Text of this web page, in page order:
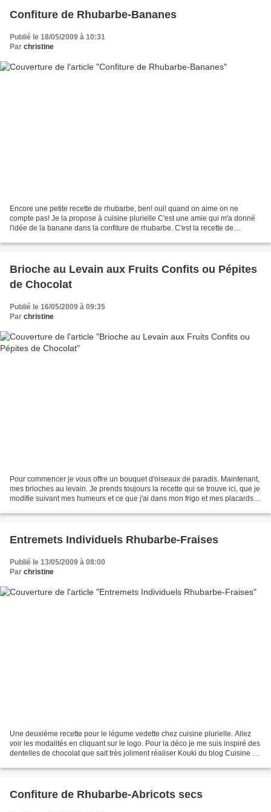
Confiture de Rhubarbe-Bananes
Publié le 18/05/2009 à 10:31
Par christine
Encore une petite recette de rhubarbe, ben! oui! quand on aime on ne
compte pas! Je la propose à cuisine plurielle C'est une amie qui m'a donné
l'idée de la banane dans la confiture de rhubarbe. C'est la recette de
Brioche au Levain aux Fruits Confits ou Pépites
de Chocolat
Publié le 16/05/2009 à 09:35
Par christine
Pour commencer je vous offre un bouquet d'oiseaux de paradis. Maintenant,
mes brioches au levain. Je prends toujours la recette qui se trouve ici, que je
modifie suivant mes humeurs et ce que j'ai dans mon frigo et mes placards.
Entremets Individuels Rhubarbe-Fraises
Publié le 13/05/2009 à 08:00
Par christine
Une deuxième recette pour le légume vedette chez cuisine plurielle. Allez
voir les modalités en cliquant sur le logo. Pour la déco je me suis inspiré des
dentelles de chocolat que sait très joliment réaliser Kouki du blog Cuisine à
Confiture de Rhubarbe-Abricots secs